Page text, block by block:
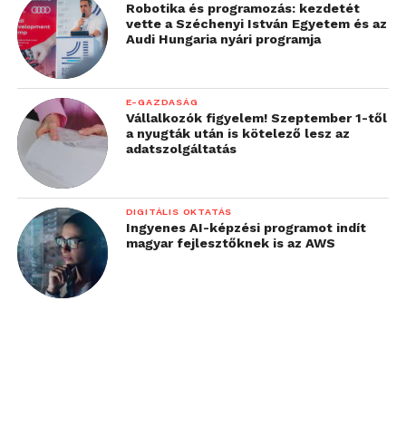
Robotika és programozás: kezdetét
vette a Széchenyi István Egyetem és az
Audi Hungaria nyári programja
E-GAZDASÁG
Vállalkozók figyelem! Szeptember 1-től
a nyugták után is kötelező lesz az
adatszolgáltatás
DIGITÁLIS OKTATÁS
Ingyenes AI-képzési programot indít
magyar fejlesztőknek is az AWS